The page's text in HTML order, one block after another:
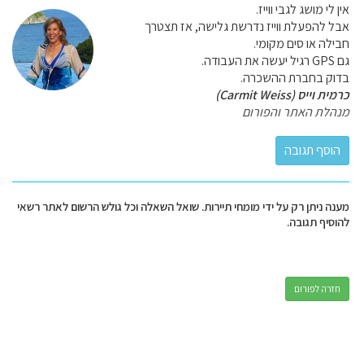
אין לי מושג לגבי ווייז.
אבל להפעלת ווייז נדרשת גלישה, אז תצטרך
חבילה או סים מקומי.
גם GPS רגיל יעשה את העבודה.
בדוק בחברת ההשכרה.
כרמית וייס (Carmit Weiss)
מנהלת האתר והפורום
מענה ניתן רק על ידי מומחי תיירות. שואל השאלה וכל גולש הרשום לאתר רשאי
להוסיף תגובה.
חזרה לפורום